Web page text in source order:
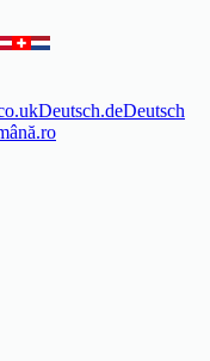
Deutsch.deDeutsch
.ro